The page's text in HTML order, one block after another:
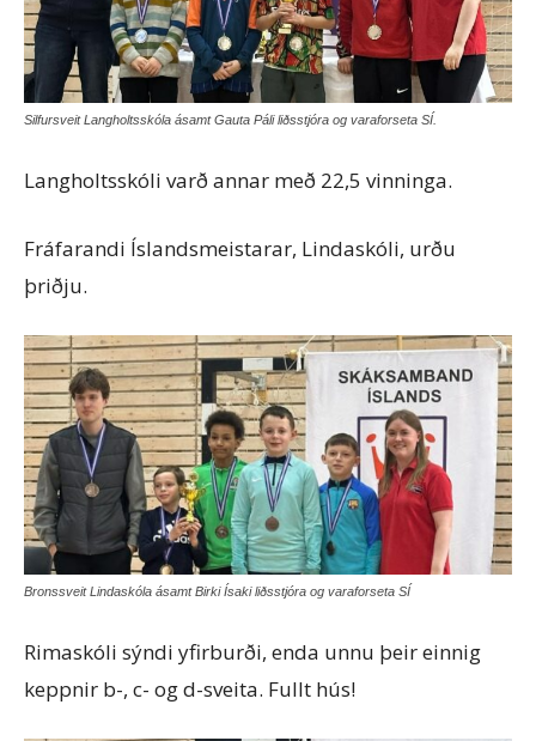
Silfursveit Langholtsskóla ásamt Gauta Páli liðsstjóra og varaforseta SÍ.
Langholtsskóli varð annar með 22,5 vinninga.
Fráfarandi Íslandsmeistarar, Lindaskóli, urðu
þriðju.
Bronssveit Lindaskóla ásamt Birki Ísaki liðsstjóra og varaforseta SÍ
Rimaskóli sýndi yfirburði, enda unnu þeir einnig
keppnir b-, c- og d-sveita. Fullt hús!